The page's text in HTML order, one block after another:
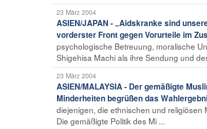
23 März 2004
ASIEN/JAPAN - „Aidskranke sind
vorderster Front gegen Vorurteile im
psychologische Betreuung, moralische
Shigehisa Machi als ihre Sendung und
23 März 2004
ASIEN/MALAYSIA - Der gemäßigte
Minderheiten begrüßen das
diejenigen, die ethnischen und
Die gemäßigte Politik des Mi ...